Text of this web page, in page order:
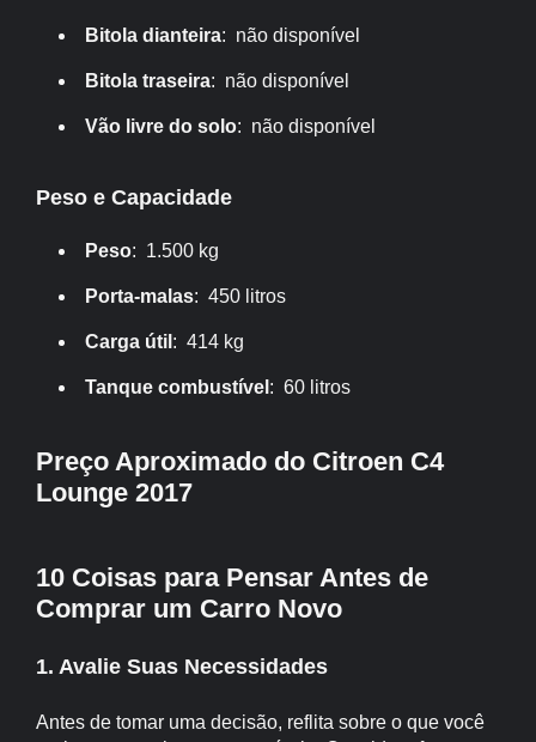
Bitola dianteira: não disponível
Bitola traseira: não disponível
Vão livre do solo: não disponível
Peso e Capacidade
Peso: 1.500 kg
Porta-malas: 450 litros
Carga útil : 414 kg
Tanque combustível : 60 litros
Preço Aproximado do Citroen C4
Lounge 2017
10 Coisas para Pensar Antes de
Comprar um Carro Novo
1. Avalie Suas Necessidades
Antes de tomar uma decisão, reflita sobre o que você